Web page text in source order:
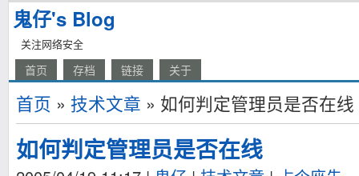
鬼仔's Blog
关注网络安全
首页 存档 链接 关于
首页 » 技术文章 » 如何判定管理员是否在线
如何判定管理员是否在线